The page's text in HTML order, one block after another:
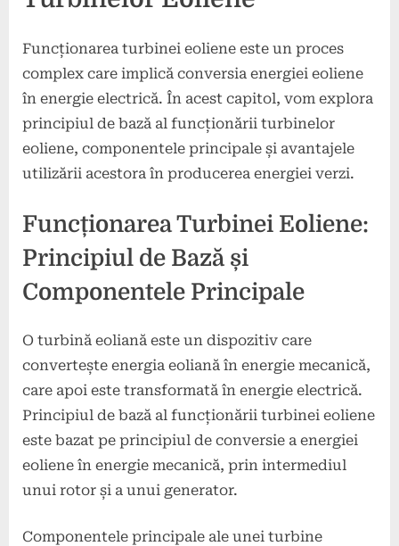
Funcționarea turbinei eoliene este un proces
complex care implică conversia energiei eoliene
în energie electrică. În acest capitol, vom explora
principiul de bază al funcționării turbinelor
eoliene, componentele principale și avantajele
utilizării acestora în producerea energiei verzi.
Funcționarea Turbinei Eoliene:
Principiul de Bază și
Componentele Principale
O turbină eoliană este un dispozitiv care
convertește energia eoliană în energie mecanică,
care apoi este transformată în energie electrică.
Principiul de bază al funcționării turbinei eoliene
este bazat pe principiul de conversie a energiei
eoliene în energie mecanică, prin intermediul
unui rotor și a unui generator.
Componentele principale ale unei turbine